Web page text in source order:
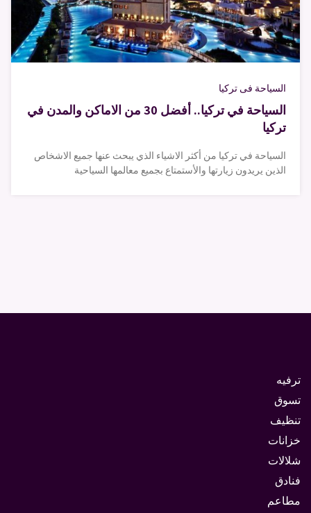
السياحة فى تركيا
السياحة في تركيا.. أفضل 30 من الاماكن والمدن في
تركيا
السياحة في تركيا من أكثر الاشياء الذي يبحث عنها جميع الاشخاص
الذين يريدون زيارتها والأستمتاع بجميع معالمها السياحية
ترفيه
تسوق
تنظيف
خزانات
شلالات
فنادق
مطاعم